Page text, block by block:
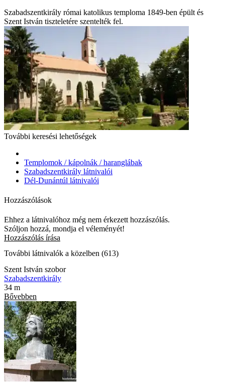
Szabadszentkirály római katolikus temploma 1849-ben épült és
Szent István tiszteletére szentelték fel.
További keresési lehetőségek
Templomok / kápolnák / haranglábak
Szabadszentkirály látnivalói
Dél-Dunántúl látnivalói
Hozzászólások
Ehhez a látnivalóhoz még nem érkezett hozzászólás.
Szóljon hozzá, mondja el véleményét!
Hozzászólás írása
További látnivalók a közelben (613)
Szent István szobor
Szabadszentkirály
34 m
Bővebben